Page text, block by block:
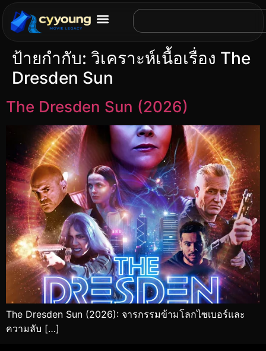
ป้ายกำกับ: วิเคราะห์เนื้อเรื่อง The
Dresden Sun
The Dresden Sun (2026)
The Dresden Sun (2026): จารกรรมข้ามโลกไซเบอร์และ
ความลับ […]